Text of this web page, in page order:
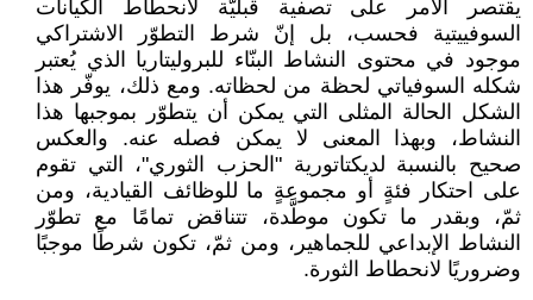
يقتصر الأمر على تصفية قبليّة لانحطاط الكيانات
السوفييتية فحسب، بل إنّ ‏شرط التطوّر الاشتراكي
موجود في محتوى النشاط البنّاء للبروليتاريا الذي يُعتبر
شكله السوفياتي لحظة من ‏لحظاته. ومع ذلك، يوفّر هذا
الشكل الحالة المثلى التي يمكن أن يتطوّر بموجبها هذا
النشاط، وبهذا ‏المعنى لا يمكن فصله عنه. والعكس
صحيح بالنسبة لديكتاتورية "الحزب الثوري"، التي تقوم
على احتكار ‏فئةٍ أو مجموعةٍ ما للوظائف القيادية، ومن
ثمّ، وبقدر ما تكون موطَّدة، تتناقض تمامًا مع تطوّر
النشاط ‏الإبداعي للجماهير، ومن ثمّ، تكون شرطًا موجبًا
وضروريًا لانحطاط الثورة.‏